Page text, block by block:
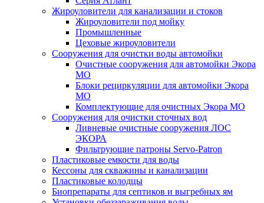
Жироуловители для канализации и стоков
Жироуловители под мойку
Промышленные
Цеховые жироуловители
Сооружения для очистки воды автомойки
Очистные сооружения для автомойки Экора
МО
Блоки рециркуляции для автомойки Экора
МО
Комплектующие для очистных Экора МО
Сооружения для очистки сточных вод
Ливневые очистные сооружения ЛОС
ЭКОРА
Фильтрующие патроны Servo-Patron
Пластиковые емкости для воды
Кессоны для скважины и канализации
Пластиковые колодцы
Биопрепараты для септиков и выгребных ям